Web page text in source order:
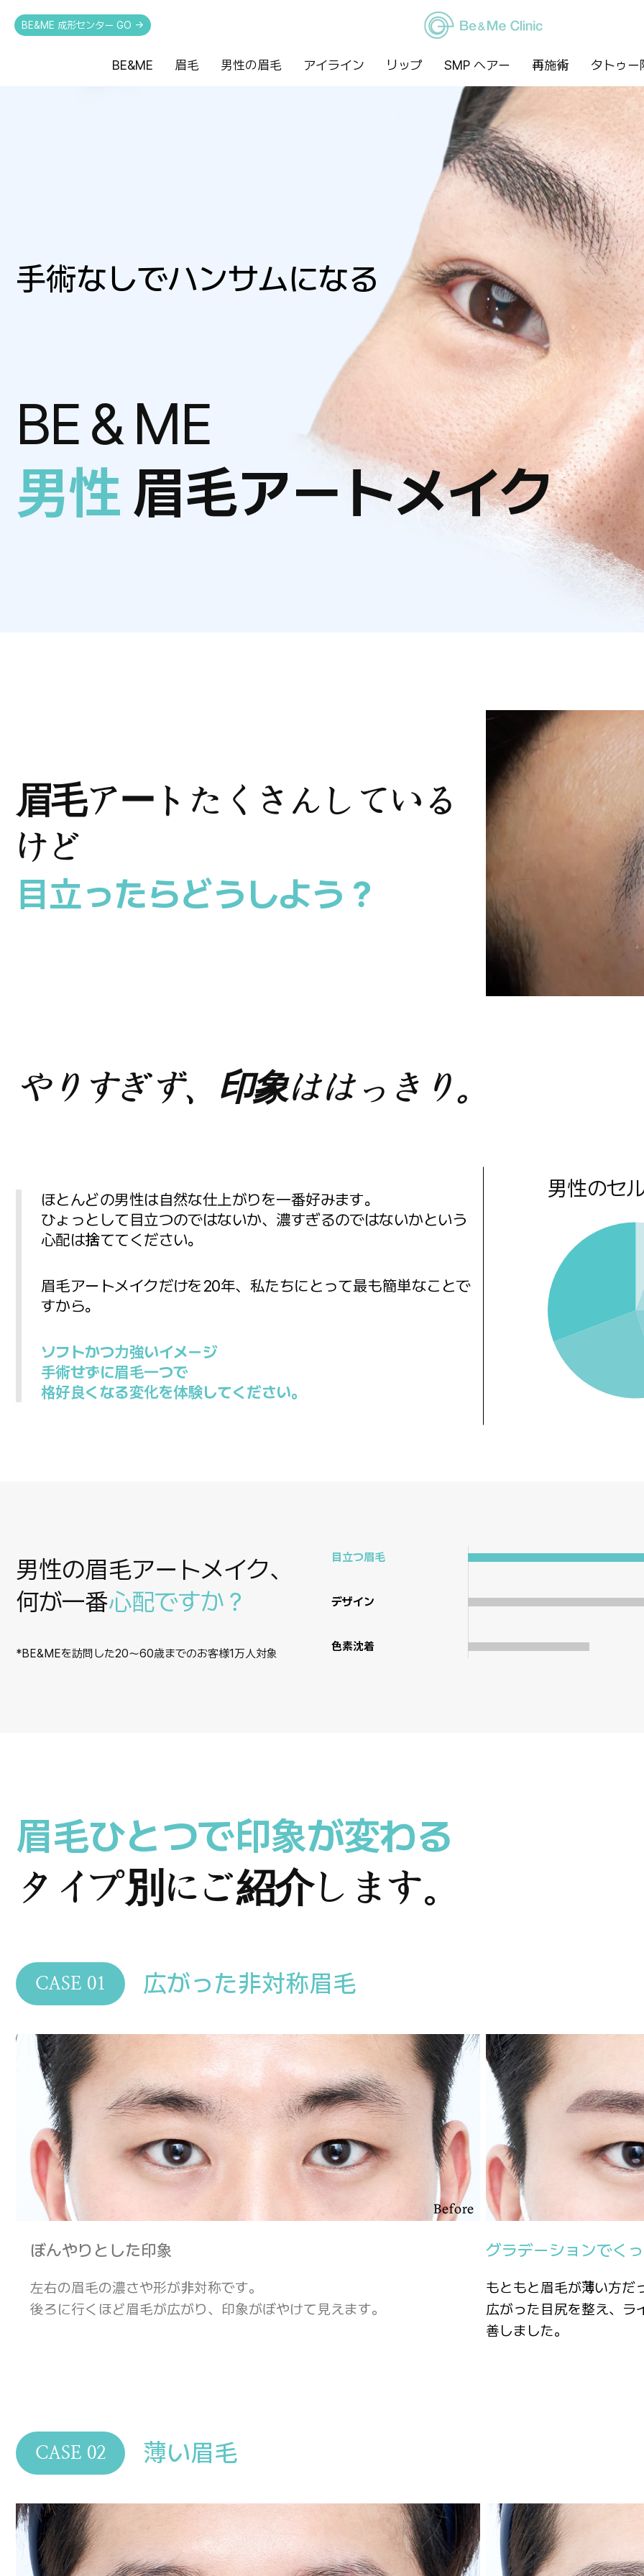
BE&ME 成形センター GO →
BE&ME 眉毛 男性の眉毛 アイライン リップ SMP ヘアー 再施術 タトゥー
手術なしでハンサムになる
BE＆ME
男性 眉毛アートメイク
眉毛アートたくさんしている
けど
目立ったらどうしよう？
やりすぎず、印象ははっきり。
ほとんどの男性は自然な仕上がりを一番好みます。
ひょっとして目立つのではないか、濃すぎるのではないかという
心配は捨ててください。
眉毛アートメイクだけを20年、私たちにとって最も簡単なことで
すから。
ソフトかつ力強いイメージ
手術せずに眉毛一つで
格好良くなる変化を体験してください。
男性のセ
男性の眉毛アートメイク、
何が一番心配ですか？
*BE&MEを訪問した20～60歳までのお客様1万人対象
目立つ眉毛
デザイン
色素沈着
眉毛ひとつで印象が変わる
タイプ別にご紹介します。
CASE 01 広がった非対称眉毛
ぼんやりとした印象
左右の眉毛の濃さや形が非対称です。
後ろに行くほど眉毛が広がり、印象がぼやけて見えます。
グラデーションでく
もともと眉毛が薄い方だ
広がった目尻を整え、ラ
善しました。
CASE 02 薄い眉毛